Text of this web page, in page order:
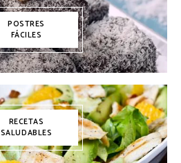
POSTRES
FÁCILES
RECETAS
SALUDABLES